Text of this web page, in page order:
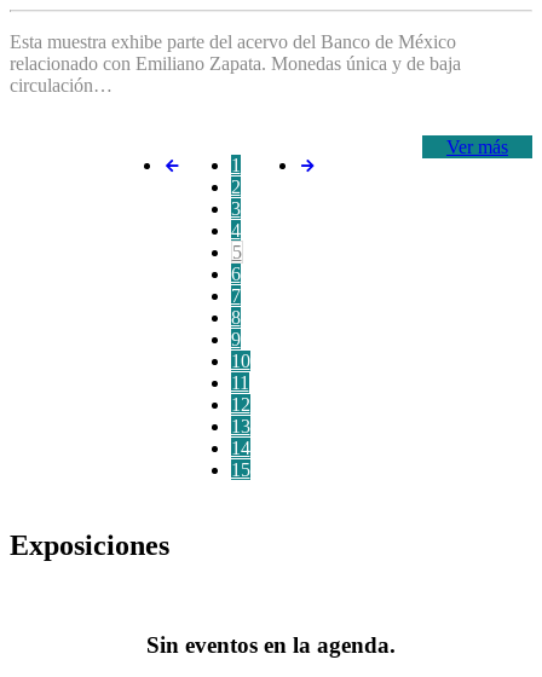
Esta muestra exhibe parte del acervo del Banco de México
relacionado con Emiliano Zapata. Monedas única y de baja
circulación…
Ver más
1
2
3
4
5
6
7
8
9
10
11
12
13
14
15
Exposiciones
Sin eventos en la agenda.